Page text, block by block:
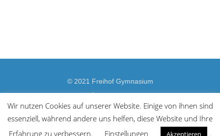
© 2021 Freihof Gymnasium
Impressum
Wir nutzen Cookies auf unserer Website. Einige von ihnen sind
essenziell, während andere uns helfen, diese Website und Ihre
Erfahrung zu verbessern.
Einstellungen Akzeptieren .